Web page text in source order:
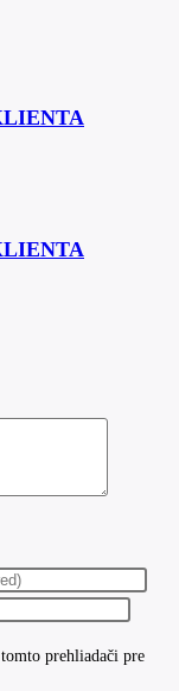
prehliadači pre